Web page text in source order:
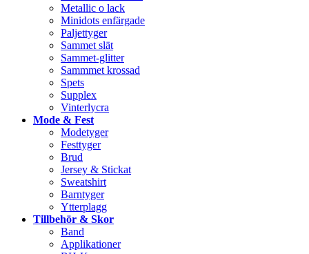
Metallic o lack
Minidots enfärgade
Paljettyger
Sammet slät
Sammet-glitter
Sammmet krossad
Spets
Supplex
Vinterlycra
Mode & Fest
Modetyger
Festtyger
Brud
Jersey & Stickat
Sweatshirt
Barntyger
Ytterplagg
Tillbehör & Skor
Band
Applikationer